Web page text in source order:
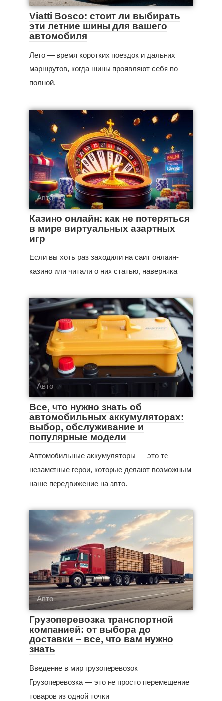
Viatti Bosco: стоит ли выбирать
эти летние шины для вашего
автомобиля
Лето — время коротких поездок и дальних
маршрутов, когда шины проявляют себя по
полной.
Авто
Казино онлайн: как не потеряться
в мире виртуальных азартных
игр
Если вы хоть раз заходили на сайт онлайн-
казино или читали о них статью, наверняка
Авто
Все, что нужно знать об
автомобильных аккумуляторах:
выбор, обслуживание и
популярные модели
Автомобильные аккумуляторы — это те
незаметные герои, которые делают возможным
наше передвижение на авто.
Авто
Грузоперевозка транспортной
компанией: от выбора до
доставки – все, что вам нужно
знать
Введение в мир грузоперевозок
Грузоперевозка — это не просто перемещение
товаров из одной точки